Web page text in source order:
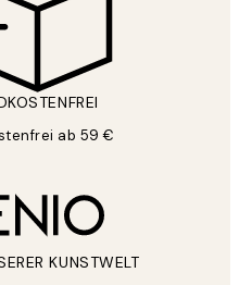
ab 59 €
KUNSTWELT